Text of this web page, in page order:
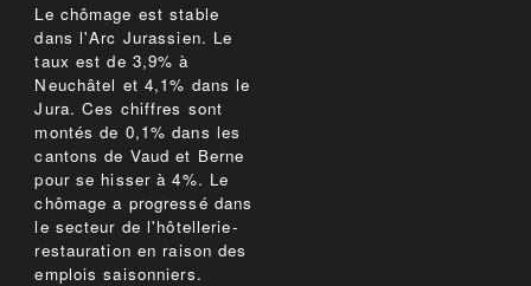
Le chômage est stable
dans l'Arc Jurassien. Le
taux est de 3,9% à
Neuchâtel et 4,1% dans le
Jura. Ces chiffres sont
montés de 0,1% dans les
cantons de Vaud et Berne
pour se hisser à 4%. Le
chômage a progressé dans
le secteur de l'hôtellerie-
restauration en raison des
emplois saisonniers.